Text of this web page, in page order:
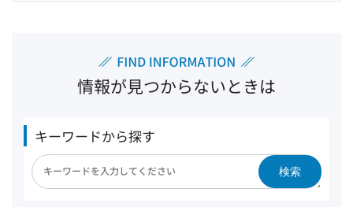
情報が見つからないときは
キーワードから探す
検索